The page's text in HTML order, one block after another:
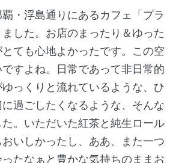
・浮島通りにあるカフェ「プラ
した。お店のまったり＆ゆった
ても心地よかったです。この空
すよね。日常であって非日常的
っくりと流れているような、ひ
過ごしたくなるような、そんな
。いただいた紅茶と純生ロール
いしかったし、ああ、また一つ
たなぁと豊かな気持ちのままお